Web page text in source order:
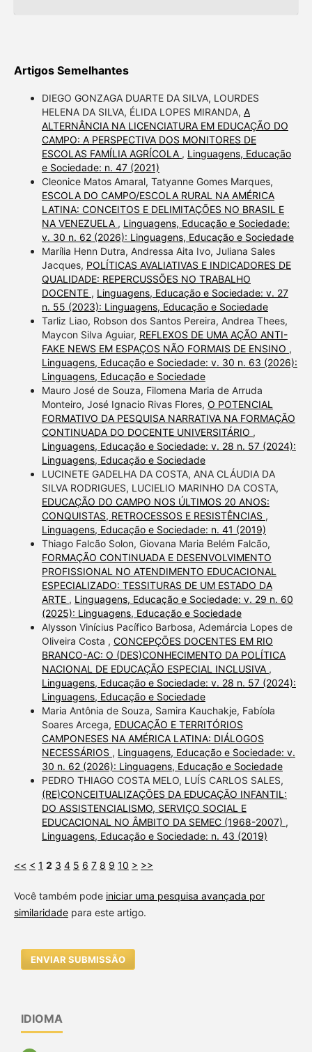
Artigos Semelhantes
DIEGO GONZAGA DUARTE DA SILVA, LOURDES
HELENA DA SILVA, ÉLIDA LOPES MIRANDA, A
ALTERNÂNCIA NA LICENCIATURA EM EDUCAÇÃO DO
CAMPO: A PERSPECTIVA DOS MONITORES DE
ESCOLAS FAMÍLIA AGRÍCOLA , Linguagens, Educação
e Sociedade: n. 47 (2021)
Cleonice Matos Amaral, Tatyanne Gomes Marques,
ESCOLA DO CAMPO/ESCOLA RURAL NA AMÉRICA
LATINA: CONCEITOS E DELIMITAÇÕES NO BRASIL E
NA VENEZUELA , Linguagens, Educação e Sociedade:
v. 30 n. 62 (2026): Linguagens, Educação e Sociedade
Marília Henn Dutra, Andressa Aita Ivo, Juliana Sales
Jacques, POLÍTICAS AVALIATIVAS E INDICADORES DE
QUALIDADE: REPERCUSSÕES NO TRABALHO
DOCENTE , Linguagens, Educação e Sociedade: v. 27
n. 55 (2023): Linguagens, Educação e Sociedade
Tarliz Liao, Robson dos Santos Pereira, Andrea Thees,
Maycon Silva Aguiar, REFLEXOS DE UMA AÇÃO ANTI-
FAKE NEWS EM ESPAÇOS NÃO FORMAIS DE ENSINO ,
Linguagens, Educação e Sociedade: v. 30 n. 63 (2026):
Linguagens, Educação e Sociedade
Mauro José de Souza, Filomena Maria de Arruda
Monteiro, José Ignacio Rivas Flores, O POTENCIAL
FORMATIVO DA PESQUISA NARRATIVA NA FORMAÇÃO
CONTINUADA DO DOCENTE UNIVERSITÁRIO ,
Linguagens, Educação e Sociedade: v. 28 n. 57 (2024):
Linguagens, Educação e Sociedade
LUCINETE GADELHA DA COSTA, ANA CLÁUDIA DA
SILVA RODRIGUES, LUCIELIO MARINHO DA COSTA,
EDUCAÇÃO DO CAMPO NOS ÚLTIMOS 20 ANOS:
CONQUISTAS, RETROCESSOS E RESISTÊNCIAS ,
Linguagens, Educação e Sociedade: n. 41 (2019)
Thiago Falcão Solon, Giovana Maria Belém Falcão,
FORMAÇÃO CONTINUADA E DESENVOLVIMENTO
PROFISSIONAL NO ATENDIMENTO EDUCACIONAL
ESPECIALIZADO: TESSITURAS DE UM ESTADO DA
ARTE , Linguagens, Educação e Sociedade: v. 29 n. 60
(2025): Linguagens, Educação e Sociedade
Alysson Vinícius Pacífico Barbosa, Ademárcia Lopes de
Oliveira Costa , CONCEPÇÕES DOCENTES EM RIO
BRANCO-AC: O (DES)CONHECIMENTO DA POLÍTICA
NACIONAL DE EDUCAÇÃO ESPECIAL INCLUSIVA ,
Linguagens, Educação e Sociedade: v. 28 n. 57 (2024):
Linguagens, Educação e Sociedade
Maria Antônia de Souza, Samira Kauchakje, Fabíola
Soares Arcega, EDUCAÇÃO E TERRITÓRIOS
CAMPONESES NA AMÉRICA LATINA: DIÁLOGOS
NECESSÁRIOS , Linguagens, Educação e Sociedade: v.
30 n. 62 (2026): Linguagens, Educação e Sociedade
PEDRO THIAGO COSTA MELO, LUÍS CARLOS SALES,
(RE)CONCEITUALIZAÇÕES DA EDUCAÇÃO INFANTIL:
DO ASSISTENCIALISMO, SERVIÇO SOCIAL E
EDUCACIONAL NO ÂMBITO DA SEMEC (1968-2007) ,
Linguagens, Educação e Sociedade: n. 43 (2019)
<< < 1 2 3 4 5 6 7 8 9 10 > >>
Você também pode iniciar uma pesquisa avançada por
similaridadepara este artigo.
ENVIAR SUBMISSÃO
IDIOMA